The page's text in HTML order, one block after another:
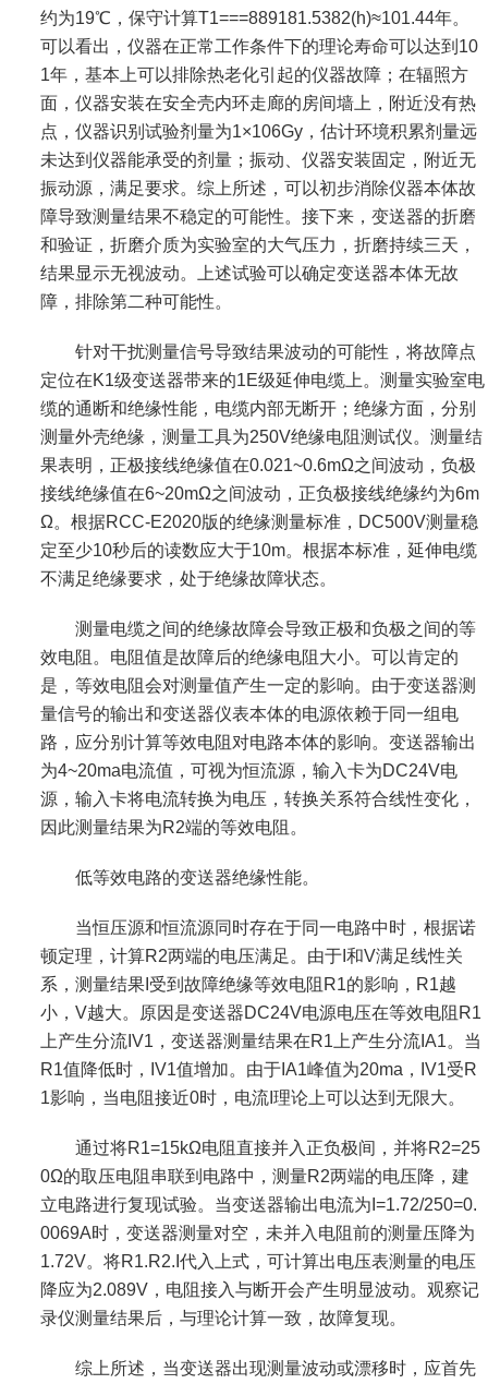
约为19℃，保守计算T1===889181.5382(h)≈101.44年。
可以看出，仪器在正常工作条件下的理论寿命可以达到10
1年，基本上可以排除热老化引起的仪器故障；在辐照方
面，仪器安装在安全壳内环走廊的房间墙上，附近没有热
点，仪器识别试验剂量为1×106Gy，估计环境积累剂量远
未达到仪器能承受的剂量；振动、仪器安装固定，附近无
振动源，满足要求。综上所述，可以初步消除仪器本体故
障导致测量结果不稳定的可能性。接下来，变送器的折磨
和验证，折磨介质为实验室的大气压力，折磨持续三天，
结果显示无视波动。上述试验可以确定变送器本体无故
障，排除第二种可能性。
针对干扰测量信号导致结果波动的可能性，将故障点
定位在K1级变送器带来的1E级延伸电缆上。测量实验室电
缆的通断和绝缘性能，电缆内部无断开；绝缘方面，分别
测量外壳绝缘，测量工具为250V绝缘电阻测试仪。测量结
果表明，正极接线绝缘值在0.021~0.6mΩ之间波动，负极
接线绝缘值在6~20mΩ之间波动，正负极接线绝缘约为6m
Ω。根据RCC-E2020版的绝缘测量标准，DC500V测量稳
定至少10秒后的读数应大于10m。根据本标准，延伸电缆
不满足绝缘要求，处于绝缘故障状态。
测量电缆之间的绝缘故障会导致正极和负极之间的等
效电阻。电阻值是故障后的绝缘电阻大小。可以肯定的
是，等效电阻会对测量值产生一定的影响。由于变送器测
量信号的输出和变送器仪表本体的电源依赖于同一组电
路，应分别计算等效电阻对电路本体的影响。变送器输出
为4~20ma电流值，可视为恒流源，输入卡为DC24V电
源，输入卡将电流转换为电压，转换关系符合线性变化，
因此测量结果为R2端的等效电阻。
低等效电路的变送器绝缘性能。
当恒压源和恒流源同时存在于同一电路中时，根据诺
顿定理，计算R2两端的电压满足。由于I和V满足线性关
系，测量结果I受到故障绝缘等效电阻R1的影响，R1越
小，V越大。原因是变送器DC24V电源电压在等效电阻R1
上产生分流IV1，变送器测量结果在R1上产生分流IA1。当
R1值降低时，IV1值增加。由于IA1峰值为20ma，IV1受R
1影响，当电阻接近0时，电流I理论上可以达到无限大。
通过将R1=15kΩ电阻直接并入正负极间，并将R2=25
0Ω的取压电阻串联到电路中，测量R2两端的电压降，建
立电路进行复现试验。当变送器输出电流为I=1.72/250=0.
0069A时，变送器测量对空，未并入电阻前的测量压降为
1.72V。将R1.R2.I代入上式，可计算出电压表测量的电压
降应为2.089V，电阻接入与断开会产生明显波动。观察记
录仪测量结果后，与理论计算一致，故障复现。
综上所述，当变送器出现测量波动或漂移时，应首先